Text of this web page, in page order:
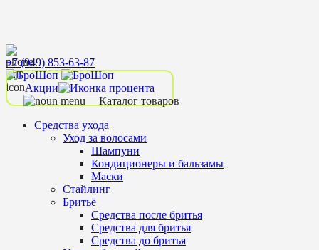
+7 (949) 853-63-87
Акции
Каталог товаров
Средства ухода
Уход за волосами
Шампуни
Кондиционеры и бальзамы
Маски
Стайлинг
Бритьё
Средства после бритья
Средства для бритья
Средства до бритья